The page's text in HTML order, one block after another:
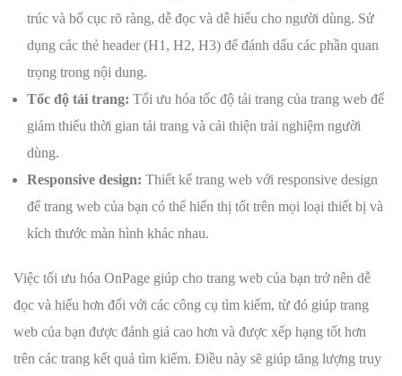
trúc và bố cục rõ ràng, dễ đọc và dễ hiểu cho người dùng. Sử
dụng các thẻ header (H1, H2, H3) để đánh dấu các phần quan
trọng trong nội dung.
Tốc độ tải trang: Tối ưu hóa tốc độ tải trang của trang web để
giảm thiểu thời gian tải trang và cải thiện trải nghiệm người
dùng.
Responsive design: Thiết kế trang web với responsive design
để trang web của bạn có thể hiển thị tốt trên mọi loại thiết bị và
kích thước màn hình khác nhau.
Việc tối ưu hóa OnPage giúp cho trang web của bạn trở nên dễ
đọc và hiểu hơn đối với các công cụ tìm kiếm, từ đó giúp trang
web của bạn được đánh giá cao hơn và được xếp hạng tốt hơn
trên các trang kết quả tìm kiếm. Điều này sẽ giúp tăng lượng truy